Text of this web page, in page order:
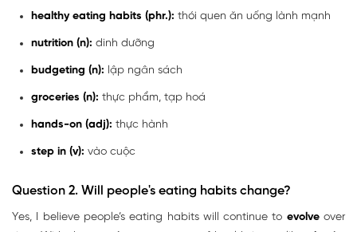
healthy eating habits (phr.): thói quen ăn uống lành mạnh
nutrition (n): dinh dưỡng
budgeting (n): lập ngân sách
groceries (n): thực phẩm, tạp hoá
hands-on (adj): thực hành
step in (v): vào cuộc
Question 2. Will people's eating habits change?
Yes, I believe people’s eating habits will continue to evolveover